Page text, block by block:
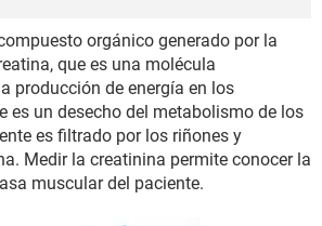
orgánico generado por la
que es una molécula
producción de energía en los
es un desecho del metabolismo de los
es filtrado por los riñones y
Medir la creatinina permite conocer la
muscular del paciente.